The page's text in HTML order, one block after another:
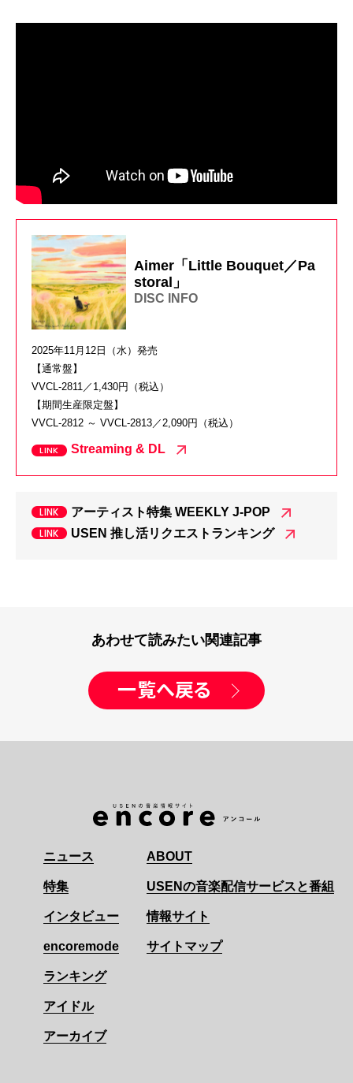
Aimer「Little Bouquet／Pa
storal」
DISC INFO
2025年11月12日（水）発売
【通常盤】
VVCL-2811／1,430円（税込）
【期間生産限定盤】
VVCL-2812 ～ VVCL-2813／2,090円（税込）
Streaming & DL
アーティスト特集 WEEKLY J-POP
USEN 推し活リクエストランキング
あわせて読みたい関連記事
一覧へ戻る
ニュース
特集
インタビュー
encoremode
ランキング
アイドル
アーカイブ
ABOUT
USENの音楽配信サービスと番組
情報サイト
サイトマップ